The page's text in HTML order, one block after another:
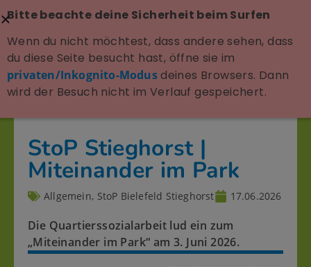
StoP Stieghorst |
Miteinander im Park
Allgemein, StoP Bielefeld Stieghorst 17.06.2026
Die Quartierssozialarbeit lud ein zum
„Miteinander im Park“ am 3. Juni 2026.
Bitte beachte deine Sicherheit beim Surfen
Wenn du nicht möchtest, dass andere sehen, dass
du diese Seite besucht hast, öffne sie im
privaten/Inkognito-Modusdeines Browsers. Dann
wird der Besuch nicht im Verlauf gespeichert.